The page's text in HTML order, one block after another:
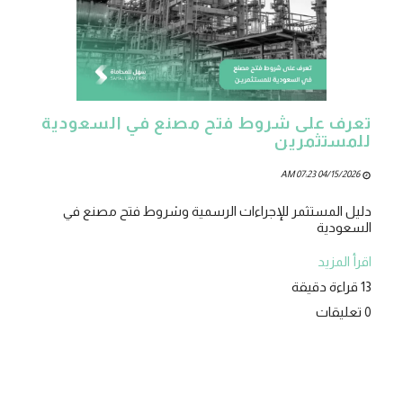
تعرف على شروط فتح مصنع في السعودية
للمستثمرين
04/15/2026 07:23 AM
دليل المستثمر للإجراءات الرسمية وشروط فتح مصنع في
السعودية
اقرأ المزيد
13 قراءة دقيقة
0 تعليقات